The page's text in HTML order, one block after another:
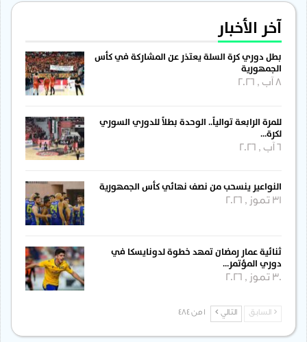
آخر الأخبار
بطل دوري كرة السلة يعتذر عن المشاركة في كأس
الجمهورية
للمرة الرابعة توالياً.. الوحدة بطلاً للدوري السوري
لكرة…
النواعير ينسحب من نصف نهائي كأس الجمهورية
31 تموز , 2026
ثنائية عمار رمضان تمهد خطوة لدونايسكا في
دوري المؤتمر…
30 تموز , 2026
السابق التالي